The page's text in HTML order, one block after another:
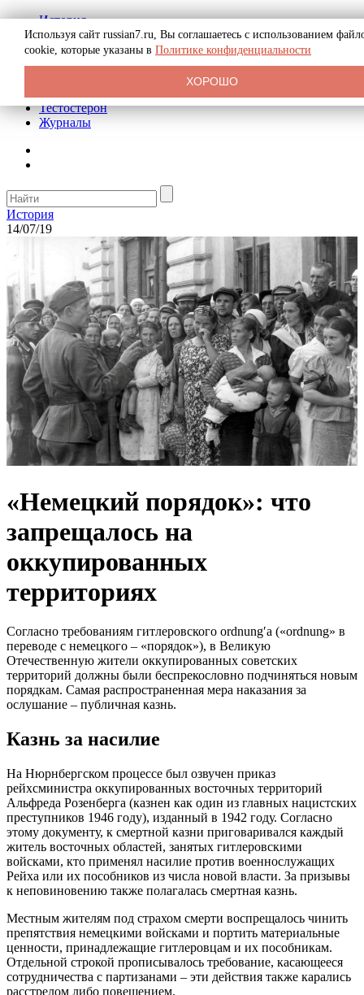
История
Биография
Криминал
Реклама на сайте
Тестостерон
Журналы
История
14/07/19
«Немецкий порядок»: что
запрещалось на
оккупированных
территориях
Согласно требованиям гитлеровского ordnungʹа («ordnung» в
переводе с немецкого – «порядок»), в Великую
Отечественную жители оккупированных советских
территорий должны были беспрекословно подчиняться новым
порядкам. Самая распространенная мера наказания за
ослушание – публичная казнь.
Казнь за насилие
На Нюрнбергском процессе был озвучен приказ
рейхсминистра оккупированных восточных территорий
Альфреда Розенберга (казнен как один из главных нацистских
преступников 1946 году), изданный в 1942 году. Согласно
этому документу, к смертной казни приговаривался каждый
житель восточных областей, занятых гитлеровскими
войсками, кто применял насилие против военнослужащих
Рейха или их пособников из числа новой власти. За призывы
к неповиновению также полагалась смертная казнь.
Местным жителям под страхом смерти воспрещалось чинить
препятствия немецкими войсками и портить материальные
ценности, принадлежащие гитлеровцам и их пособникам.
Отдельной строкой прописывалось требование, касающееся
сотрудничества с партизанами – эти действия также карались
расстрелом либо повешением.
Используя сайт russian7.ru, Вы соглашаетесь с использованием
cookie, которые указаны в Политике конфиденциальности
ХОРОШО